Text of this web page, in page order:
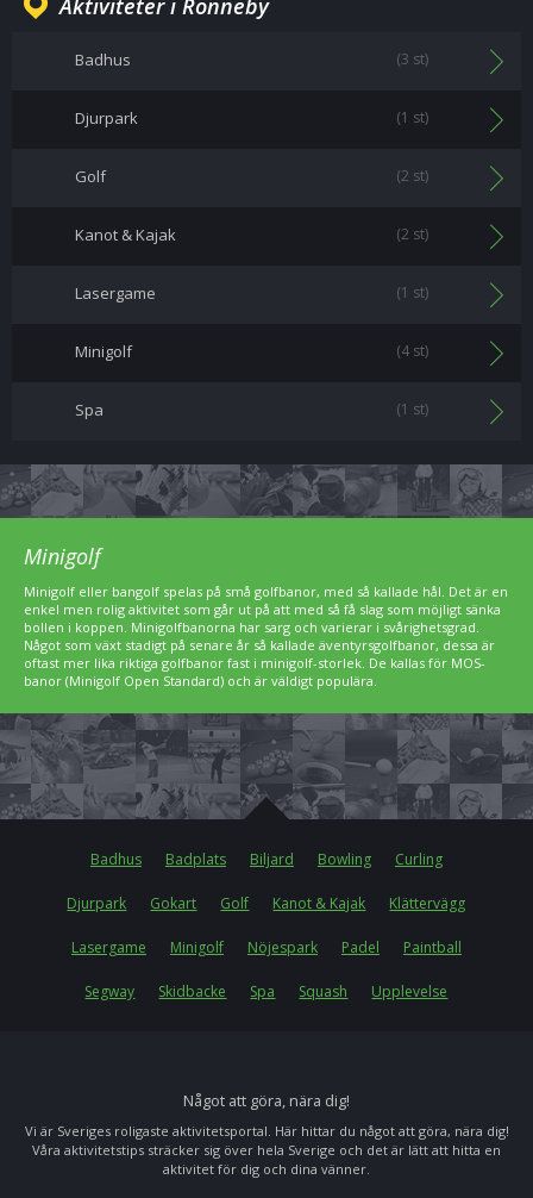
Aktiviteter i Ronneby
Badhus (3 st)
Djurpark (1 st)
Golf (2 st)
Kanot & Kajak (2 st)
Lasergame (1 st)
Minigolf (4 st)
Spa (1 st)
Minigolf
Minigolf eller bangolf spelas på små golfbanor, med så kallade hål. Det är en
enkel men rolig aktivitet som går ut på att med så få slag som möjligt sänka
bollen i koppen. Minigolfbanorna har sarg och varierar i svårighetsgrad.
Något som växt stadigt på senare år så kallade äventyrsgolfbanor, dessa är
oftast mer lika riktiga golfbanor fast i minigolf-storlek. De kallas för MOS-
banor (Minigolf Open Standard) och är väldigt populära.
Badhus Badplats Biljard Bowling Curling
Djurpark Gokart Golf Kanot & Kajak Klättervägg
Lasergame Minigolf Nöjespark Padel Paintball
Segway Skidbacke Spa Squash Upplevelse
Något att göra, nära dig!
Vi är Sveriges roligaste aktivitetsportal. Här hittar du något att göra, nära dig!
Våra aktivitetstips sträcker sig över hela Sverige och det är lätt att hitta en
aktivitet för dig och dina vänner.